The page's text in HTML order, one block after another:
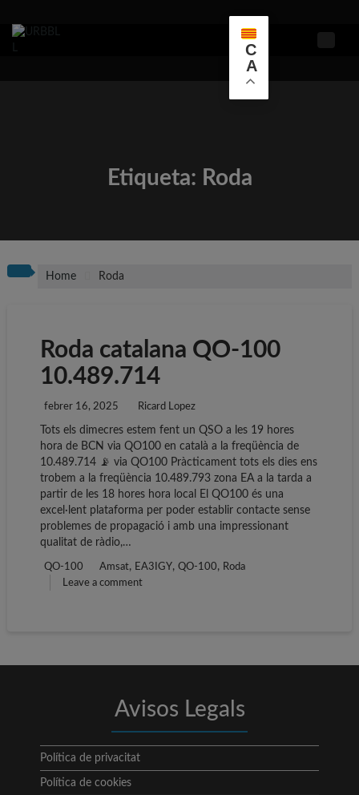
content
Etiqueta: Roda
Home Roda
Roda catalana QO-100
10.489.714
febrer 16, 2025 Ricard Lopez
Tots els dimecres estem fent un QSO a les 19 hores
hora de BCN via QO100 en català a la freqüència de
10.489.714 📡 via QO100 Pràcticament tots els dies ens
trobem a la freqüència 10.489.793 zona EA a la tarda a
partir de les 18 hores hora local El QO100 és una
excel·lent plataforma per poder establir contacte sense
problemes de propagació i amb una impressionant
qualitat de ràdio,…
QO-100 Amsat, EA3IGY, QO-100, Roda
Leave a comment
Avisos Legals
Política de privacitat
Política de cookies
C
A